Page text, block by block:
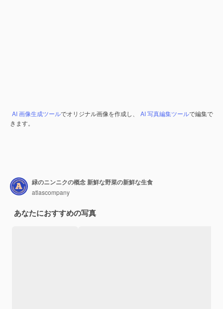
AI 画像生成ツールでオリジナル画像を作成し、 AI 写真編集ツールで編集で
きます。
緑のニンニクの概念 新鮮な野菜の新鮮な生食
atlascompany
あなたにおすすめの写真